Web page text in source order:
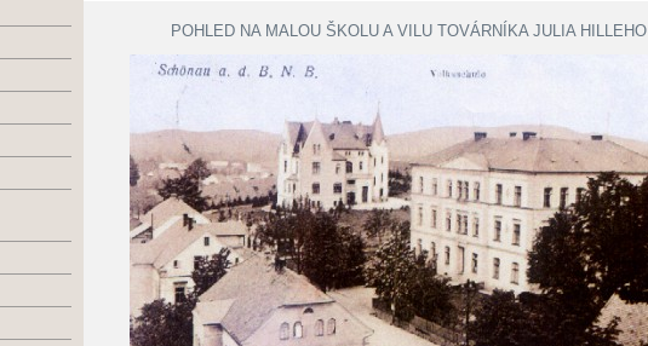
POHLED NA MALOU ŠKOLU A VILU TOVÁRNÍKA JULIA HILLEHO